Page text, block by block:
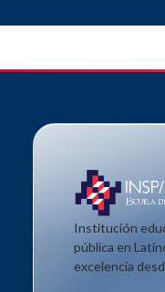
Institución
pública en
excelencia